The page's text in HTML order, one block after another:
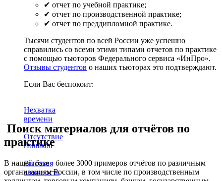
✔ отчет по учебной практике;
✔ отчет по производственной практике;
✔ отчет по преддипломной практике.
Тысячи студентов по всей России уже успешно
справились со всеми этими типами отчетов по практике
с помощью тьюторов Федерального сервиса «ИнПро».
Отзывы студентов о наших тьюторах это подтверждают.
Если Вас беспокоит:
Нехватка
времени
Отсутствие
навыков
Высокая
сложность
Поиск материалов для отчётов по
практике
В нашей базе - более 3000 примеров отчётов по различным
организациям России, в том числе по производственным